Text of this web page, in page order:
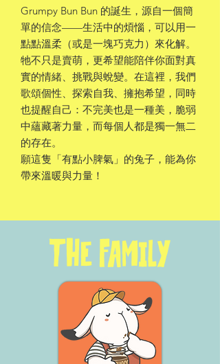
Grumpy Bun Bun 的誕生，源自一個簡
單的信念——生活中的煩惱，可以用一
點點溫柔（或是一塊巧克力）來化解。
牠不只是賣萌，更希望能陪伴你面對真
實的情緒、挑戰與蛻變。在這裡，我們
歌頌個性、探索自我、擁抱希望，同時
也提醒自己：不完美也是一種美，脆弱
中蘊藏著力量，而每個人都是獨一無二
的存在。
願這隻「有點小脾氣」的兔子，能為你
帶來溫暖與力量！
THE FAMILY